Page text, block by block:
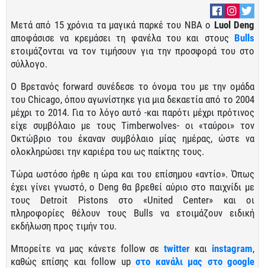
Μετά από 15 χρόνια τα μαγικά παρκέ του NBA ο Luol Deng
αποφάσισε να κρεμάσει τη φανέλα του και στους Bulls
ετοιμάζονται να τον τιμήσουν για την προσφορά του στο
σύλλογο.
Ο Βρετανός forward συνέδεσε το όνομα του με την ομάδα
του Chicago, όπου αγωνίστηκε για μια δεκαετία από το 2004
μέχρι το 2014. Για το λόγο αυτό -και παρότι μέχρι πρότινος
είχε συμβόλαιο με τους Timberwolves- οι «ταύροι» τον
Οκτώβριο του έκαναν συμβόλαιο μίας ημέρας, ώστε να
ολοκληρώσει την καριέρα του ως παίκτης τους.
Τώρα ωστόσο ήρθε η ώρα και του επίσημου «αντίο». Όπως
έχει γίνει γνωστό, ο Deng θα βρεθεί αύριο στο παιχνίδι με
τους Detroit Pistons στο «United Center» και οι
πληροφορίες θέλουν τους Bulls να ετοιμάζουν ειδική
εκδήλωση προς τιμήν του.
Μπορείτε να μας κάνετε follow σεtwitter και instagram,
καθώς επίσης και follow upστο κανάλι μας στο google